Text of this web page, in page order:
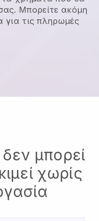
Μπορείτε ακόμη
για τις πληρωμές
μπορεί
χωρίς